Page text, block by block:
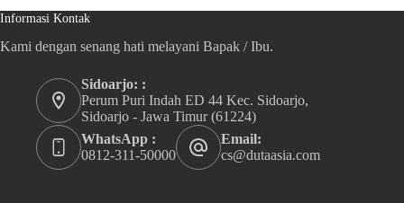
Informasi Kontak
Kami dengan senang hati melayani Bapak / Ibu.
Sidoarjo: :
Perum Puri Indah ED 44 Kec. Sidoarjo,
Sidoarjo - Jawa Timur (61224)
WhatsApp :
0812-311-50000
Email:
cs@dutaasia.com